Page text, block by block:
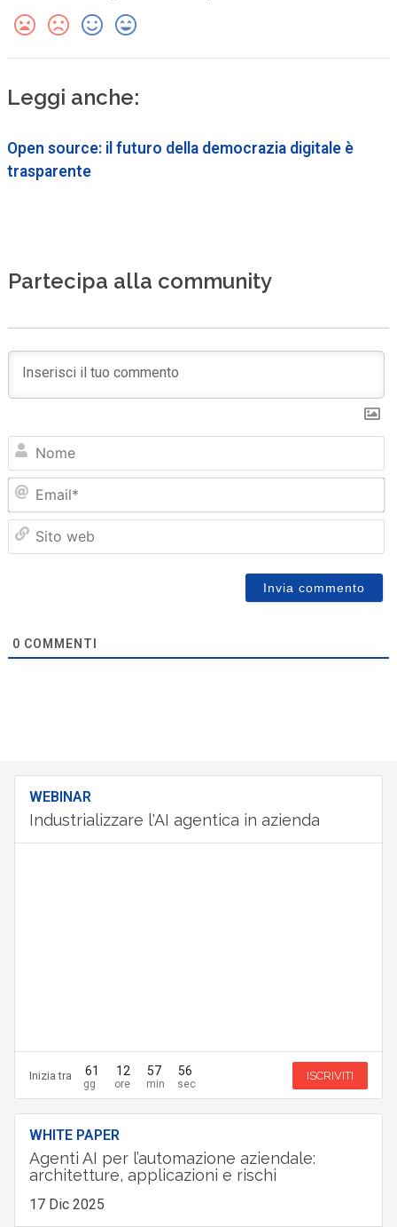
Leggi anche:
Open source: il futuro della democrazia digitale è
trasparente
Partecipa alla community
0 COMMENTI
WEBINAR
Industrializzare l'AI agentica in azienda
Inizia tra 61 12 57 55 ISCRIVITI
WHITE PAPER
Agenti AI per l’automazione aziendale:
architetture, applicazioni e rischi
17 Dic 2025